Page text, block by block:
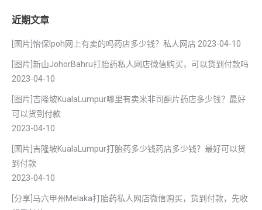
近期文章
[图片]怡保lpoh网上有卖的吗药店多少钱？私人网店 2023-04-10
[图片]新山JohorBahru打胎药私人网店微信购买，可以货到付款吗
2023-04-10
[图片]吉隆坡KualaLumpur哪里有卖米非司酮片药店多少钱？最好
可以货到付款
2023-04-10
[图片]吉隆坡KualaLumpur打胎药多少钱药店多少钱？最好可以货
到付款
2023-04-10
[分享]马六甲州Melaka打胎药私人网店微信购买，货到付款，先收